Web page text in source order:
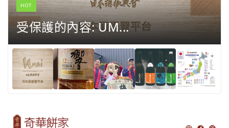
HOT
受保護的內容: UM...